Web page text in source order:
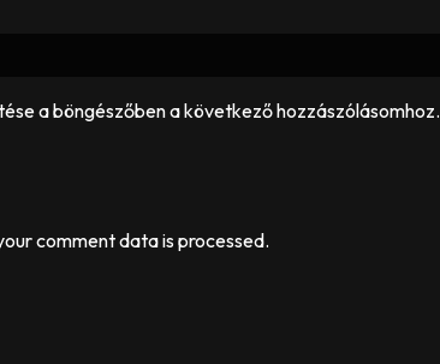
a böngészőben a következő hozzászólásomhoz.
comment data is processed.